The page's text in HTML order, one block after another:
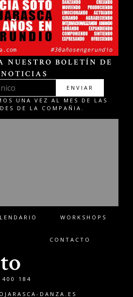
NUESTRO BOLETÍN DE
NOTICIAS
ENVIAR
UNA VEZ AL MES DE LAS
DE LA COMPAÑIA.
WORKSHOPS
CONTACTO
184
DANZA.ES